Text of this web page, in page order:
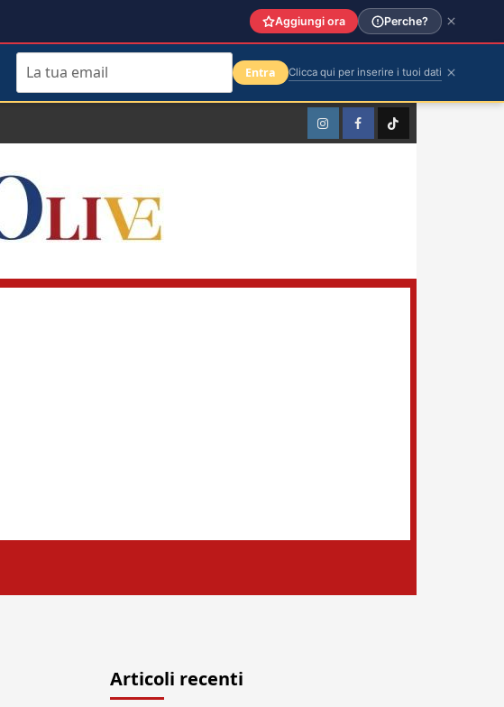
InstagramFacebookTikTok
Articoli recenti
Aggiungi ora Perche?
Entra Clicca qui per inserire i tuoi dati